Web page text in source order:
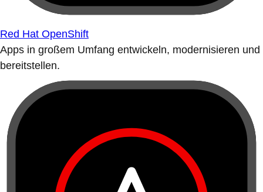
Red Hat OpenShift
Apps in großem Umfang entwickeln, modernisieren und
bereitstellen.